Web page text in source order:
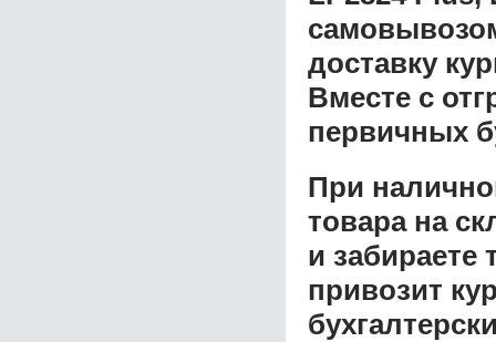
доставку
Вместе с
первичных
При
товара на
и забираете
привозит